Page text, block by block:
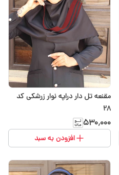
مقنعه تل دار دراپه نوار زرشکی کد
28
۵۳۰٬۰۰۰
افزودن به سبد